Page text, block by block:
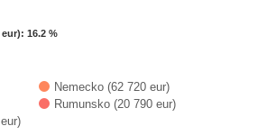
: 16.2 %
: 16.2 %
Nemecko (62 720 eur)
Rumunsko (20 790 eur)